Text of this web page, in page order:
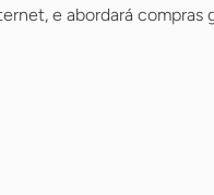
e abordará compras